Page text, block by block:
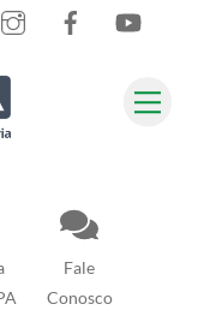
Fale
Conosco
InstagramFacebook